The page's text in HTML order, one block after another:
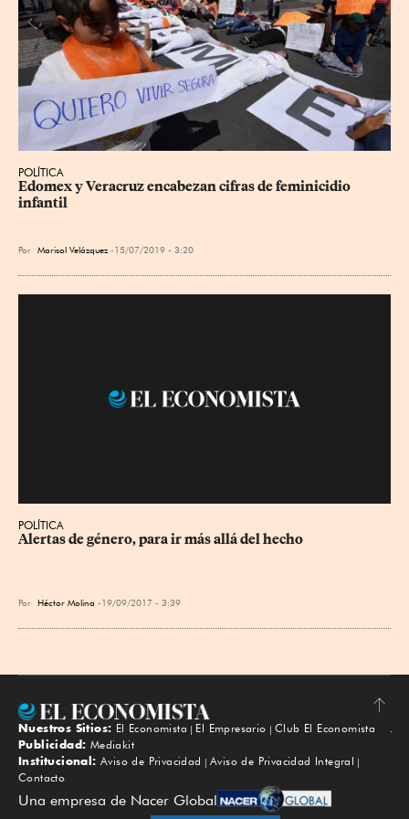
POLÍTICA
Edomex y Veracruz encabezan cifras de feminicidio
infantil
Por Marisol Velázquez 15/07/2019 - 3:20
POLÍTICA
Alertas de género, para ir más allá del hecho
Por Héctor Molina 19/09/2017 - 3:39
Subir
Nuestros Sitios: El Economista El Empresario
Club El Economista
Publicidad: Mediakit
Institucional: Aviso de Privacidad
Aviso de Privacidad Integral
Contacto
Una empresa de Nacer Global